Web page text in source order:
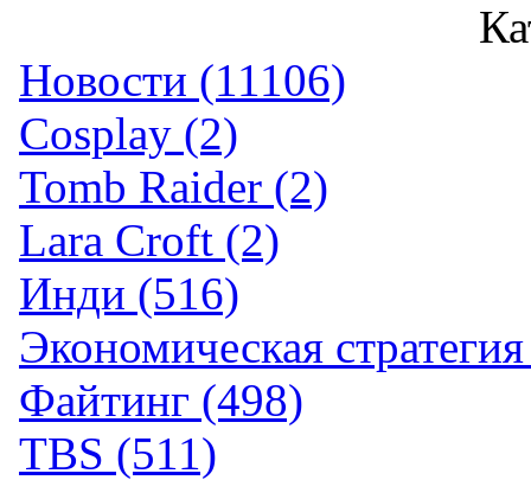
Новости (11106)
Cosplay (2)
Tomb Raider (2)
Lara Croft (2)
Инди (516)
Экономическая
Файтинг (498)
TBS (511)